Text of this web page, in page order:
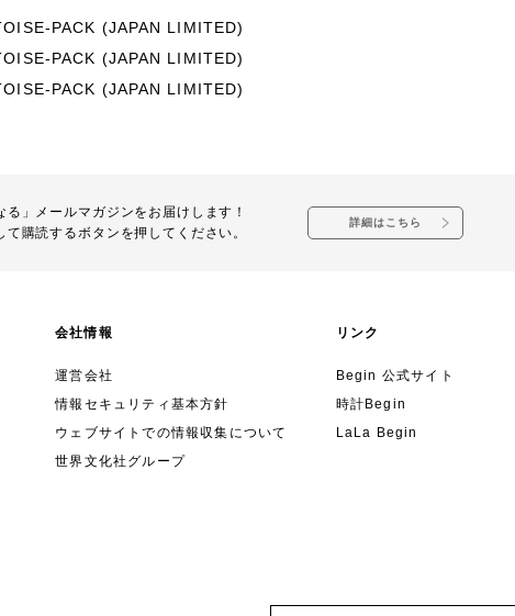
PACK (JAPAN LIMITED)
PACK (JAPAN LIMITED)
PACK (JAPAN LIMITED)
」メールマガジンをお届けします！
購読するボタンを押してください。
詳細はこちら
会社情報
運営会社
情報セキュリティ基本方針
ウェブサイトでの情報収集について
世界文化社グループ
リンク
Begin 公式サイト
時計Begin
LaLa Begin